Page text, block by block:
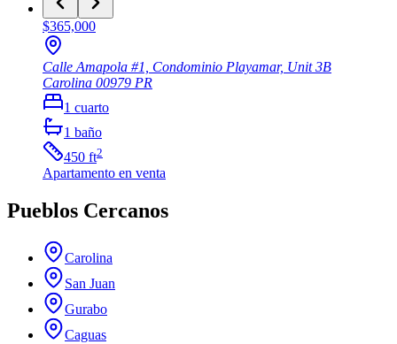
$365,000
Calle Amapola #1, Condominio Playamar, Unit 3B
Carolina 00979 PR
1 cuarto
1 baño
450 ft2
Apartamento en venta
Pueblos Cercanos
Carolina
San Juan
Gurabo
Caguas